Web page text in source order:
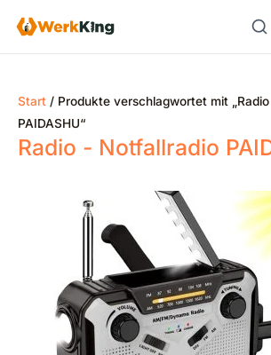
Inhalt
springen
Start / Produkte verschlagwortet mit
PAIDASHU“
Radio - Notfallradio